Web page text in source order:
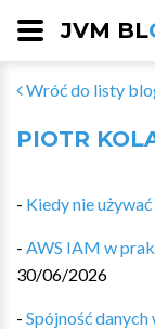
JVM BL
Wróć do listy
PIOTR
- Kiedy nie
- AWS IAM w
30/06/2026
- Spójność